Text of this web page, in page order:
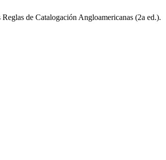
de Catalogación Angloamericanas (2a ed.).